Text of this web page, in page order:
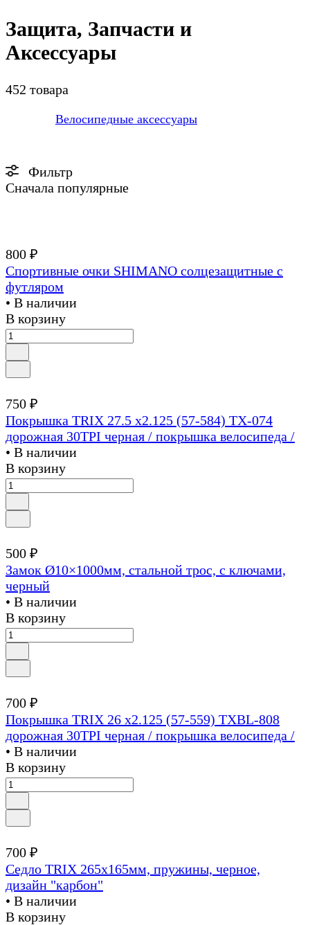
Защита, Запчасти и
Аксессуары
452 товара
Велосипедные аксессуары
Фильтр
Сначала популярные
800 ₽
Спортивные очки SHIMANO солцезащитные с
футляром
• В наличии
В корзину
750 ₽
Покрышка TRIX 27.5 x2.125 (57-584) TX-074
дорожная 30TPI черная / покрышка велосипеда /
• В наличии
В корзину
500 ₽
Замок Ø10×1000мм, стальной трос, с ключами,
черный
• В наличии
В корзину
700 ₽
Покрышка TRIX 26 х2.125 (57-559) TXBL-808
дорожная 30TPI черная / покрышка велосипеда /
• В наличии
В корзину
700 ₽
Седло TRIX 265х165мм, пружины, черное,
дизайн "карбон"
• В наличии
В корзину